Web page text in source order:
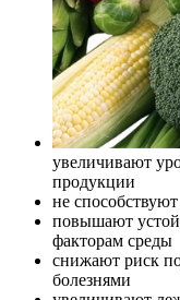
увеличивают
продукции
не
повышают
факторам среды
снижают риск
болезнями